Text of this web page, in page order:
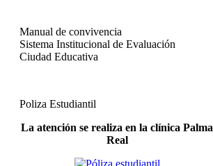
Manual de convivencia
Sistema Institucional de Evaluación
Ciudad Educativa
Poliza Estudiantil
La atención se realiza en la clínica Palma
Real